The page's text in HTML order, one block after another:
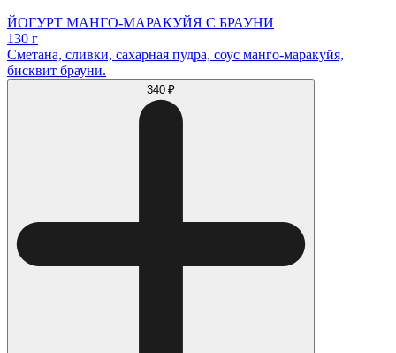
ЙОГУРТ МАНГО-МАРАКУЙЯ С БРАУНИ
130 г
Сметана, сливки, сахарная пудра, соус манго-маракуйя,
бисквит брауни.
340 ₽